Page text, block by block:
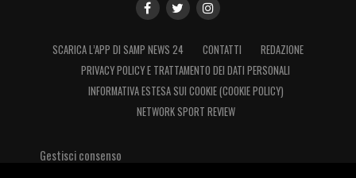
SCARICA L’APP DI SAMP NEWS 24 CONTATTI
REDAZIONE
PRIVACY POLICY E TRATTAMENTO DEI DATI PERSONALI
INFORMATIVA ESTESA SUI COOKIE (COOKIE POLICY)
NETWORK SPORT REVIEW
Gestisci consenso